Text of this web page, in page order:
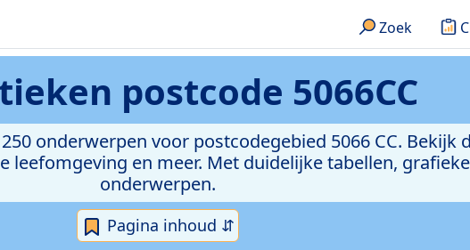
Zoek
postcode 5066CC
onderwerpen voor postcodegebied 5066 CC. Bekijk
leefomgeving en meer. Met duidelijke tabellen,
onderwerpen.
Pagina inhoud ⇵